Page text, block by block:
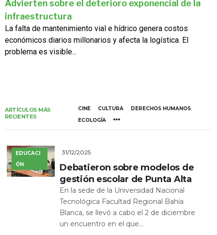
Advierten sobre el deterioro exponencial de la
infraestructura
La falta de mantenimiento vial e hídrico genera costos
económicos diarios millonarios y afecta la logística. El
problema es visible...
ARTÍCULOS MÁS
RECIENTES
CINE CULTURA
DERECHOS HUMANOS
ECOLOGÍA
EDUCACI
ÓN
31/12/2025
Debatieron sobre modelos de
gestión escolar de Punta Alta
En la sede de la Universidad Nacional
Tecnológica Facultad Regional Bahía
Blanca, se llevó a cabo el 2 de diciembre
un encuentro en el que...